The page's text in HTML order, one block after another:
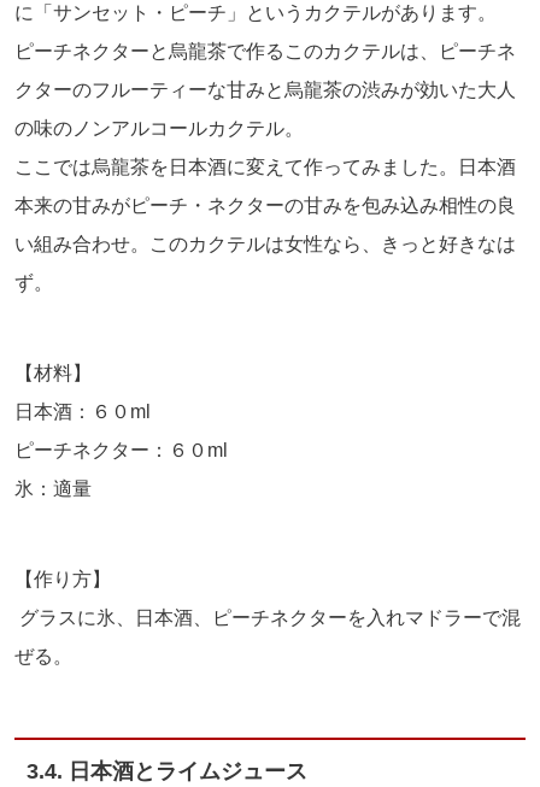
に「サンセット・ピーチ」というカクテルがあります。
ピーチネクターと烏龍茶で作るこのカクテルは、ピーチネ
クターのフルーティーな甘みと烏龍茶の渋みが効いた大人
の味のノンアルコールカクテル。
ここでは烏龍茶を日本酒に変えて作ってみました。日本酒
本来の甘みがピーチ・ネクターの甘みを包み込み相性の良
い組み合わせ。このカクテルは女性なら、きっと好きなは
ず。
【材料】
日本酒：６０ml
ピーチネクター：６０ml
氷：適量
【作り方】
グラスに氷、日本酒、ピーチネクターを入れマドラーで混
ぜる。
3.4. 日本酒とライムジュース